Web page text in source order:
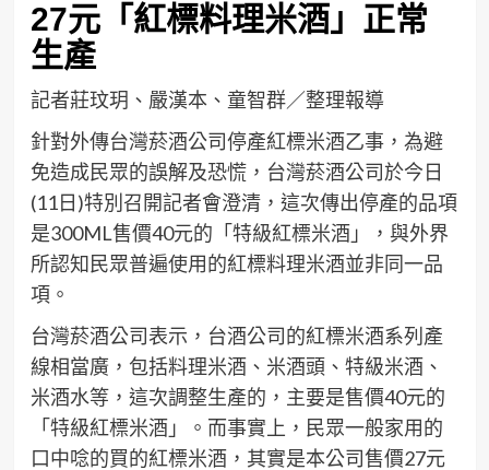
27元「紅標料理米酒」正常
生產
記者莊玟玥、嚴漢本、童智群／整理報導
針對外傳台灣菸酒公司停產紅標米酒乙事，為避
免造成民眾的誤解及恐慌，台灣菸酒公司於今日
(11日)特別召開記者會澄清，這次傳出停產的品項
是300ML售價40元的「特級紅標米酒」，與外界
所認知民眾普遍使用的紅標料理米酒並非同一品
項。
台灣菸酒公司表示，台酒公司的紅標米酒系列產
線相當廣，包括料理米酒、米酒頭、特級米酒、
米酒水等，這次調整生產的，主要是售價40元的
「特級紅標米酒」。而事實上，民眾一般家用的
口中唸的買的紅標米酒，其實是本公司售價27元